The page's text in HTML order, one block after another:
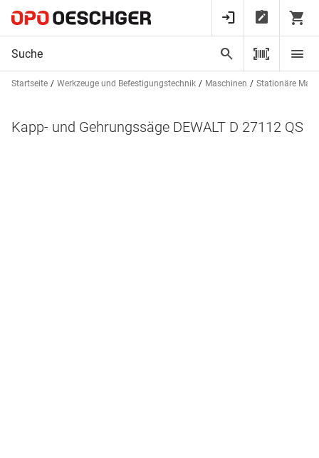
Startseite Werkzeuge und Befestigungstechnik Maschinen Stationäre
Kapp- und Gehrungssäge DEWALT D 27112 QS